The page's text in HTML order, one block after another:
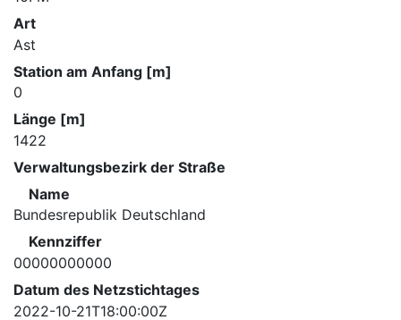
Art
Ast
Station am Anfang [m]
0
Länge [m]
1422
Verwaltungsbezirk der Straße
Name
Bundesrepublik Deutschland
Kennziffer
00000000000
Datum des Netzstichtages
2022-10-21T18:00:00Z